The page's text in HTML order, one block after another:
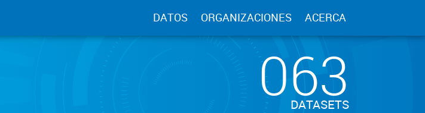
DATOS ORGANIZACIONES ACERCA
063
DATASETS